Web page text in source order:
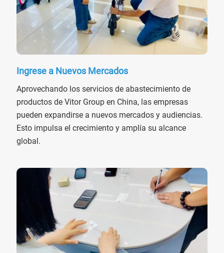
Ingrese a Nuevos Mercados
Aprovechando los servicios de abastecimiento de
productos de Vitor Group en China, las empresas
pueden expandirse a nuevos mercados y audiencias.
Esto impulsa el crecimiento y amplía su alcance
global.